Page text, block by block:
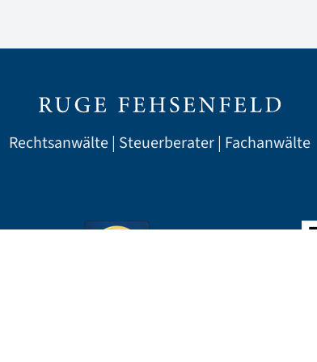
Rechtsanwälte | Steuerberater | Fachanwälte